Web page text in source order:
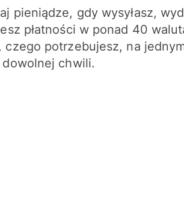
pieniądze, gdy wysyłasz,
płatności w ponad 40
czego potrzebujesz, na
chwili.